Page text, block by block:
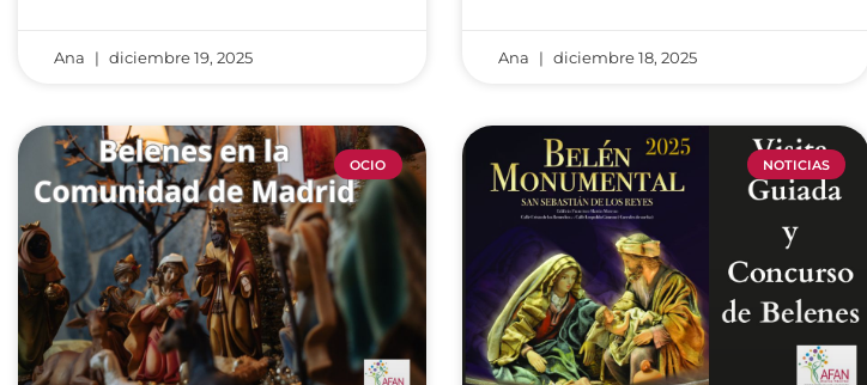
Ana diciembre 19, 2025 Ana diciembre 18, 2025
OCIO NOTICIAS